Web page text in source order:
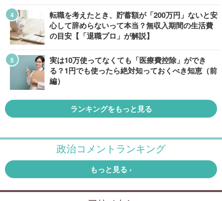
転職を考えたとき、貯蓄額が「200万円」ないと安
心して辞めらないって本当？無収入期間の生活費
の目安【「退職プロ」が解説】
実は10万使ってなくても「医療費控除」ができ
る？1円でも使ったら絶対知っておくべき知恵（前
編）
ランキングをもっと見る